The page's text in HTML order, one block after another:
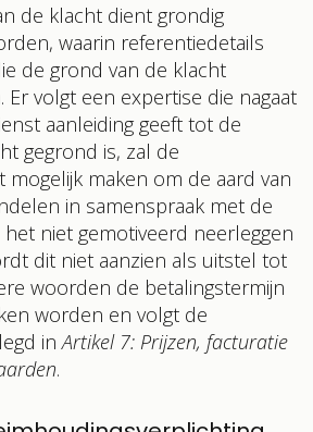
de klacht dient grondig
waarin referentiedetails
de grond van de klacht
volgt een expertise die nagaat
aanleiding geeft tot de
gegrond is, zal de
maken om de aard van
in samenspraak met de
het niet gemotiveerd neerleggen
dit niet aanzien als uitstel tot
woorden de betalingstermijn
worden en volgt de
inArtikel 7: Prijzen, facturatie
.